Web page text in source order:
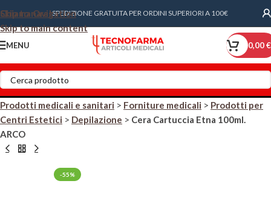
Skip to navigation
Skip to main content
Chiama Ora!SPEDIZIONE GRATUITA PER ORDINI SUPERIORI A 100€
MENU 0,00€
Prodotti medicali e sanitari > Forniture medicali > Prodotti per
Centri Estetici > Depilazione > Cera Cartuccia Etna 100ml.
ARCO
-55%